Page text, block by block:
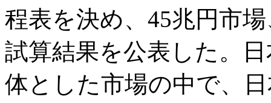
程表を決め、45兆円市
試算結果を公表した。
体とした市場の中で、